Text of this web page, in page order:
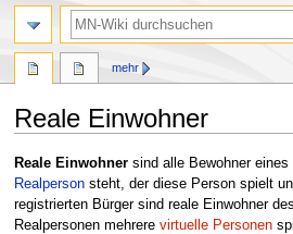
Reale Einwohner
Zur
Navigation
springen
Zur
Suche
springen
Reale Einwohnersind alle Bewohner eines
Realpersonsteht, der diese Person spielt
registrierten Bürger sind reale Einwohner
Realpersonen mehrere virtuelle Personen
mehr
Suche